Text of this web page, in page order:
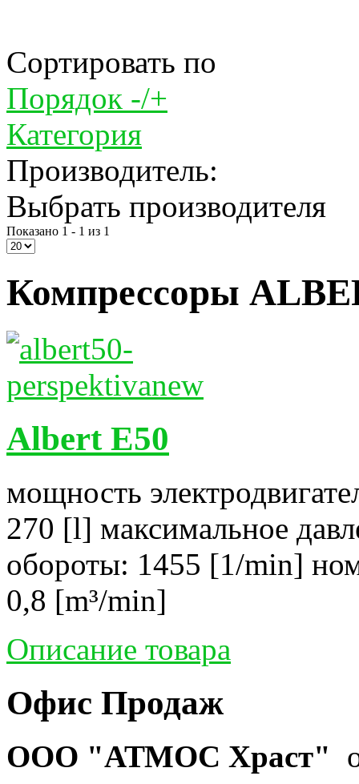
Сортировать по
Порядок -/+
Категория
Производитель:
Выбрать производителя
Показано 1 - 1 из 1
Компрессоры
Albert E50
мощность
270 [l] максимальное
обороты: 1455 [1/min]
0,8 [m³/min]
Описание товара
Офис Продаж
ООО "АТМОС Храст"